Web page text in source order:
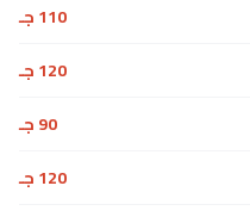
110 جـ
120 جـ
90 جـ
120 جـ